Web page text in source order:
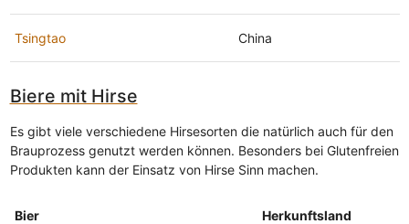
Tsingtao China
Biere mit Hirse
Es gibt viele verschiedene Hirsesorten die natürlich auch für den
Brauprozess genutzt werden können. Besonders bei Glutenfreien
Produkten kann der Einsatz von Hirse Sinn machen.
Bier Herkunftsland